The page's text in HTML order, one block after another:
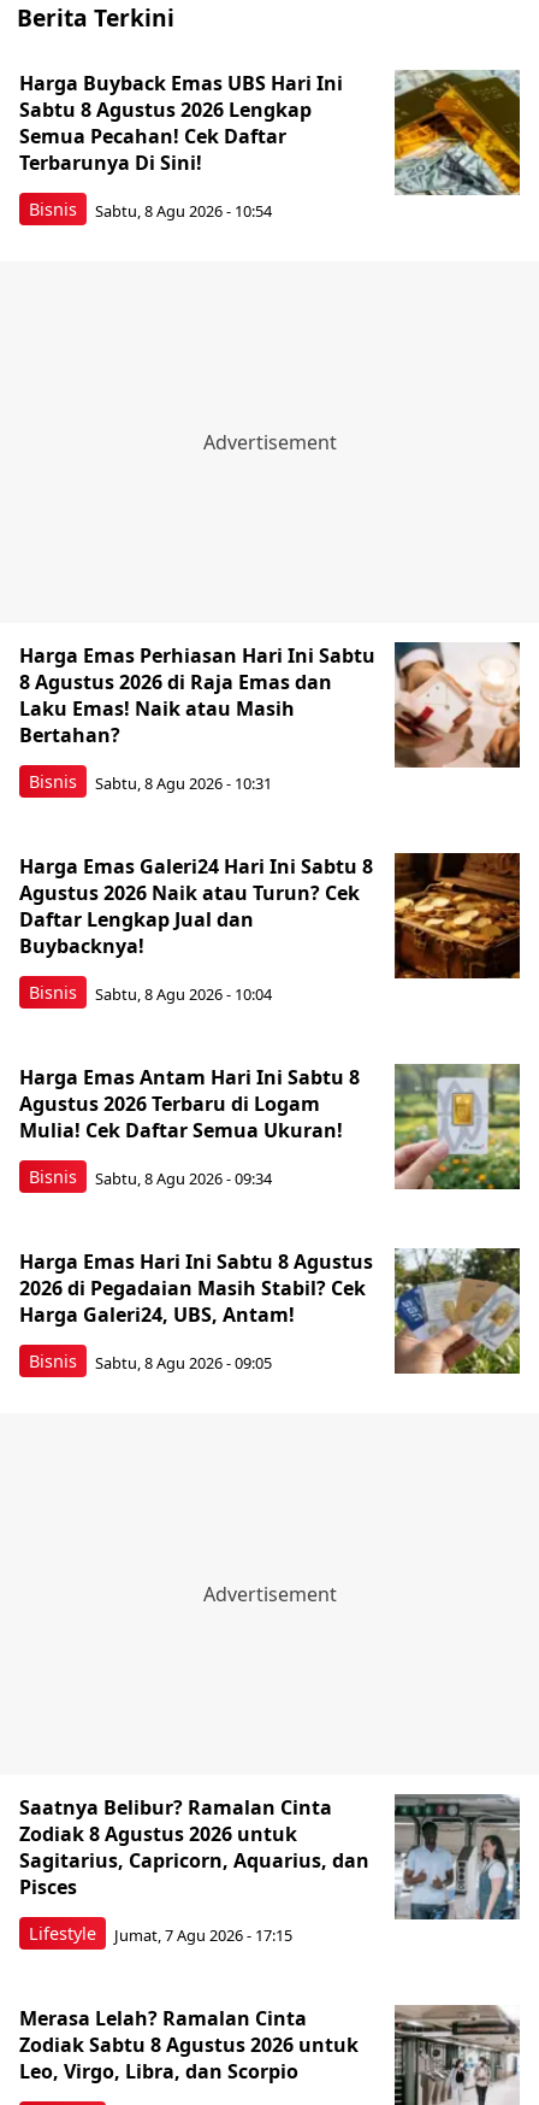
Berita Terkini
Bisnis
Harga Buyback Emas UBS Hari Ini
Sabtu 8 Agustus 2026 Lengkap
Semua Pecahan! Cek Daftar
Terbarunya Di Sini!
Sabtu, 8 Agu 2026 - 10:54
Bisnis
Harga Emas Perhiasan Hari Ini Sabtu
8 Agustus 2026 di Raja Emas dan
Laku Emas! Naik atau Masih
Bertahan?
Sabtu, 8 Agu 2026 - 10:31
Bisnis
Harga Emas Galeri24 Hari Ini Sabtu 8
Agustus 2026 Naik atau Turun? Cek
Daftar Lengkap Jual dan
Buybacknya!
Sabtu, 8 Agu 2026 - 10:04
Bisnis
Harga Emas Antam Hari Ini Sabtu 8
Agustus 2026 Terbaru di Logam
Mulia! Cek Daftar Semua Ukuran!
Sabtu, 8 Agu 2026 - 09:34
Bisnis
Harga Emas Hari Ini Sabtu 8 Agustus
2026 di Pegadaian Masih Stabil? Cek
Harga Galeri24, UBS, Antam!
Sabtu, 8 Agu 2026 - 09:05
Lifestyle
Saatnya Belibur? Ramalan Cinta
Zodiak 8 Agustus 2026 untuk
Sagitarius, Capricorn, Aquarius, dan
Pisces
Jumat, 7 Agu 2026 - 17:15
Merasa Lelah? Ramalan Cinta
Zodiak Sabtu 8 Agustus 2026 untuk
Leo, Virgo, Libra, dan Scorpio